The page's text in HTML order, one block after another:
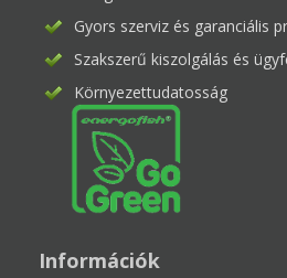
Gyors szerviz és garanciális
Szakszerű kiszolgálás és
Környezettudatosság
Információk